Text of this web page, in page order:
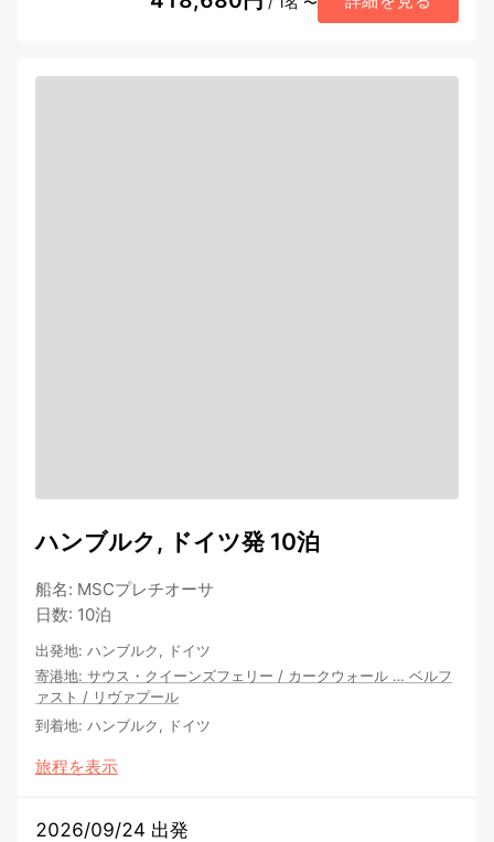
ハンブルク, ドイツ発 10泊
船名: MSCプレチオーサ
日数: 10泊
出発地: ハンブルク, ドイツ
寄港地: サウス・クイーンズフェリー / カークウォール … ベルフ
ァスト / リヴァプール
到着地: ハンブルク, ドイツ
旅程を表示
2026/09/24 出発